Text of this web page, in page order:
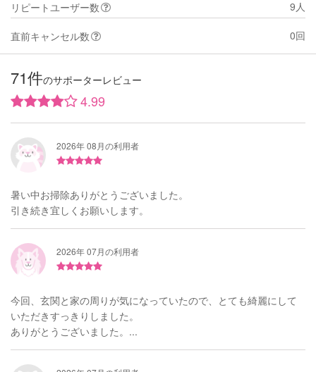
リピートユーザー数 9人
直前キャンセル数 0回
71件のサポーターレビュー
4.99
2026年 08月の利用者
暑い中お掃除ありがとうございました。
引き続き宜しくお願いします。
2026年 07月の利用者
今回、玄関と家の周りが気になっていたので、とても綺麗にして
いただきすっきりしました。
ありがとうございました。...